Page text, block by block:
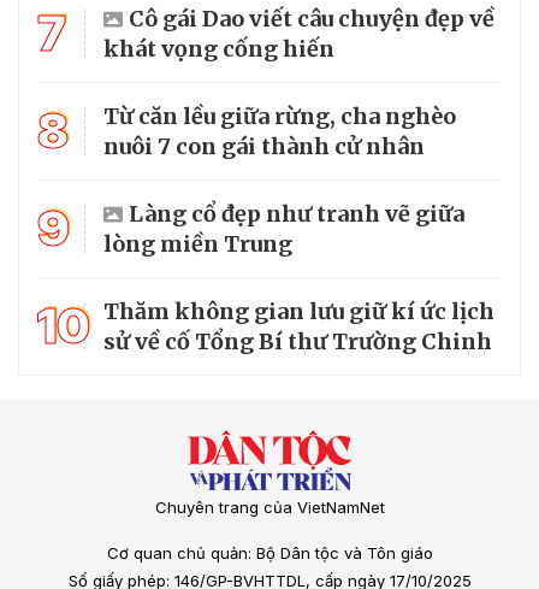
7
Cô gái Dao viết câu chuyện đẹp về
khát vọng cống hiến
8
Từ căn lều giữa rừng, cha nghèo
nuôi 7 con gái thành cử nhân
9
Làng cổ đẹp như tranh vẽ giữa
lòng miền Trung
10 Thăm không gian lưu giữ kí ức lịch
sử về cố Tổng Bí thư Trường Chinh
Chuyên trang của VietNamNet
Cơ quan chủ quản: Bộ Dân tộc và Tôn giáo
Số giấy phép: 146/GP-BVHTTDL, cấp ngày 17/10/2025